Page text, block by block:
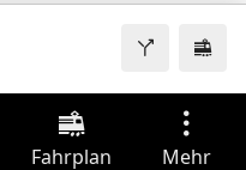
Fahrplan Mehr